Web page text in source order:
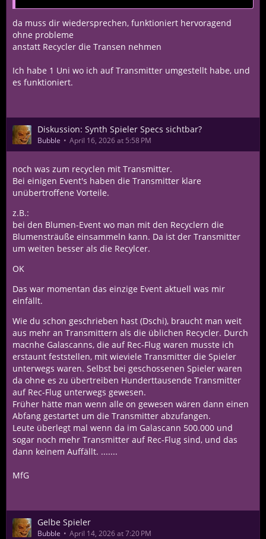
da muss dir wiedersprechen, funktioniert hervoragend
ohne probleme
anstatt Recycler die Transen nehmen
Ich habe 1 Uni wo ich auf Transmitter umgestellt habe, und
es funktioniert.
Diskussion: Synth Spieler Specs sichtbar?
Bubble April 16, 2026 at 5:58 PM
noch was zum recyclen mit Transmitter.
Bei einigen Event's haben die Transmitter klare
unübertroffene Vorteile.
z.B.:
bei den Blumen-Event wo man mit den Recyclern die
Blumensträuße einsammeln kann. Da ist der Transmitter
um weiten besser als die Recylcer.
OK
Das war momentan das einzige Event aktuell was mir
einfällt.
Wie du schon geschrieben hast (Dschi), braucht man weit
aus mehr an Transmittern als die üblichen Recycler. Durch
macnhe Galascanns, die auf Rec-Flug waren musste ich
erstaunt feststellen, mit wieviele Transmitter die Spieler
unterwegs waren. Selbst bei geschossenen Spieler waren
da ohne es zu übertreiben Hunderttausende Transmitter
auf Rec-Flug unterwegs gewesen.
Früher hätte man wenn alle on gewesen wären dann einen
Abfang gestartet um die Transmitter abzufangen.
Leute überlegt mal wenn da im Galascann 500.000 und
sogar noch mehr Transmitter auf Rec-Flug sind, und das
dann keinem Auffällt. .......
MfG
Gelbe Spieler
Bubble April 14, 2026 at 7:20 PM